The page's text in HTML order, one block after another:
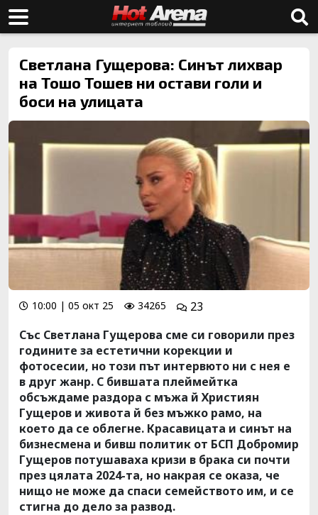
Светлана Гущерова: Синът лихвар
на Тошо Тошев ни остави голи и
боси на улицата
10:00 | 05 окт 25 34265
23
Със Светлана Гущерова сме си говорили през
годините за естетични корекции и
фотосесии, но този път интервюто ни с нея е
в друг жанр. С бившата плеймейтка
обсъждаме раздора с мъжа й Християн
Гущеров и живота й без мъжко рамо, на
което да се облегне. Красавицата и синът на
бизнесмена и бивш политик от БСП Добромир
Гущеров потушаваха кризи в брака си почти
през цялата 2024-та, но накрая се оказа, че
нищо не може да спаси семейството им, и се
стигна до дело за развод.